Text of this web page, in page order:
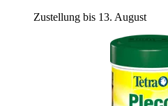
Zustellung bis 13. August